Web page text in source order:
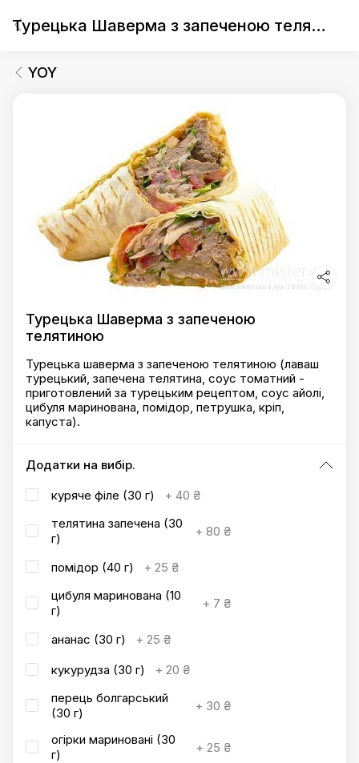
Турецька Шаверма з запеченою телятиною
YOY
Турецька Шаверма з запеченою
телятиною
Турецька шаверма з запеченою телятиною (лаваш
турецький, запечена телятина, соус томатний -
приготовлений за турецьким рецептом, соус айолі,
цибуля маринована, помідор, петрушка, кріп,
капуста).
Додатки на вибір.
куряче філе (30 г)
+ 40 ₴
телятина запечена (30
г)
+ 80 ₴
помідор (40 г) + 25 ₴
цибуля маринована (10
г)
+ 7 ₴
ананас (30 г) + 25 ₴
кукурудза (30 г)
+ 20 ₴
перець болгарський
(30 г)
+ 30 ₴
огірки мариновані (30
г)
+ 25 ₴